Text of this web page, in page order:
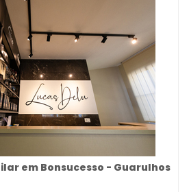
em Bonsucesso - Guarulhos